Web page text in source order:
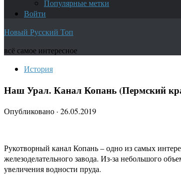
Популярные метки
Войти
Новый Русский Топ
всё самое интересное
История
Наш Урал. Канал Копань (Пермский
Опубликовано · 26.05.2019
Рукотворный канал Копань – одно из самых
железоделательного завода. Из-за небольшого
увеличения водности пруда.